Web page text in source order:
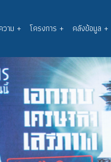
าม + โครงการ + คลังข้อมูล +